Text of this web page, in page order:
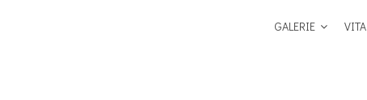
GALERIE VITA